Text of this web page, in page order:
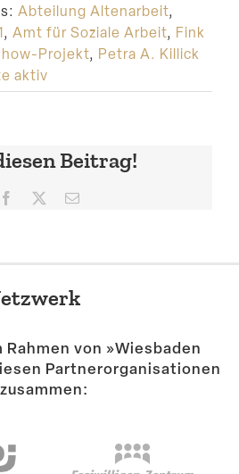
Abteilung Altenarbeit,
, Amt für Soziale Arbeit, Fink
Projekt, Petra A. Killick
aktiv
Beitrag!
Facebook E-
von »Wiesbaden
Partner­or­ga­ni­sa­tionen
zusammen: